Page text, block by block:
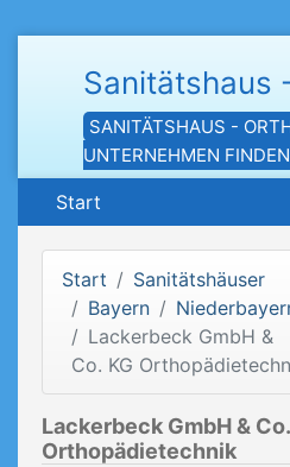
Sanitätshaus
SANITÄTSHAUS -
UNTERNEHMEN FINDEN
Start
Start
Sanitätshäuser
Bayern
Lackerbeck GmbH &
Co. KG
Lackerbeck GmbH &
Orthopädietechnik